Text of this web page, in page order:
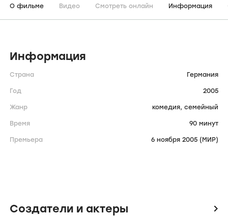
О фильме Видео Смотреть онлайн Информация
Информация
Страна Германия
Год 2005
Жанр комедия, семейный
Время 90 минут
Премьера 6 ноября 2005 (МИР)
Создатели и актеры icon